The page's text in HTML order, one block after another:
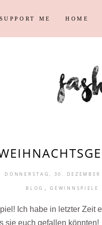
SUPPORT ME HOME
DONNERSTAG, 30.
BLOG , GEWINNSPIELE
Ich habe in letzter Zeit
sie euch gefallen könnten!